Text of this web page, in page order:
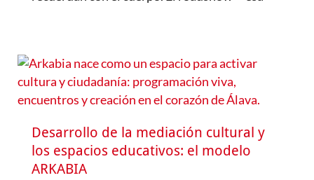
Desarrollo de la mediación cultural y
los espacios educativos: el modelo
ARKABIA